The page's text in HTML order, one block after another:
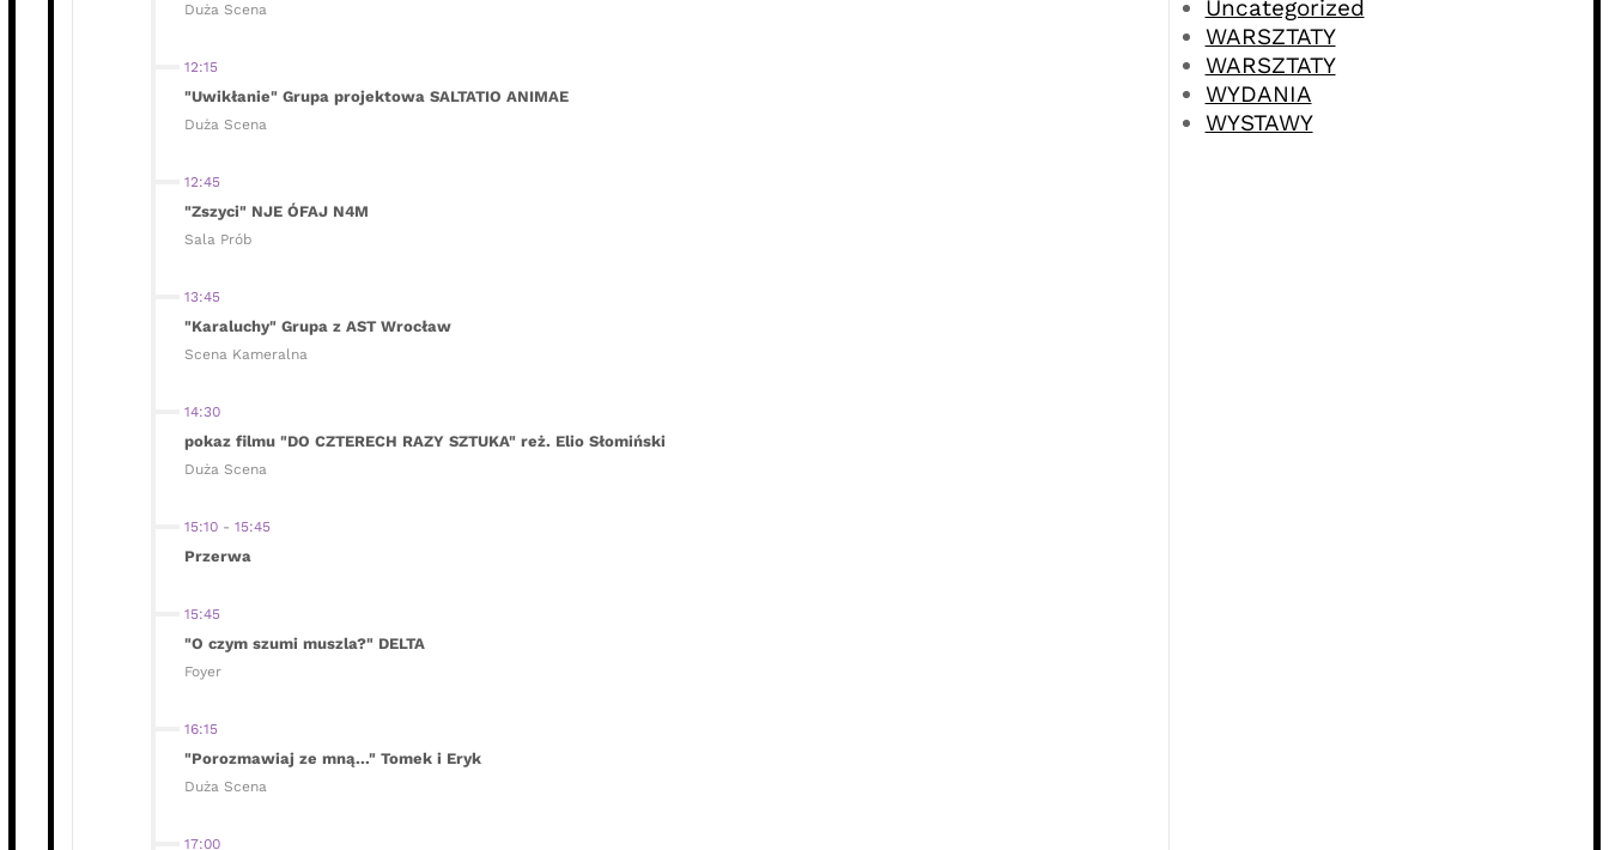
Duża Scena
12:15
"Uwikłanie" Grupa projektowa SALTATIO ANIMAE
Duża Scena
12:45
"Zszyci" NJE ÓFAJ N4M
Sala Prób
13:45
"Karaluchy" Grupa z AST Wrocław
Scena Kameralna
14:30
pokaz filmu "DO CZTERECH RAZY SZTUKA" reż. Elio Słomiński
Duża Scena
15:10- 15:45
Przerwa
15:45
"O czym szumi muszla?" DELTA
Foyer
16:15
"Porozmawiaj ze mną..." Tomek i Eryk
Duża Scena
17:00
Uncategorized
WARSZTATY
WARSZTATY
WYDANIA
WYSTAWY